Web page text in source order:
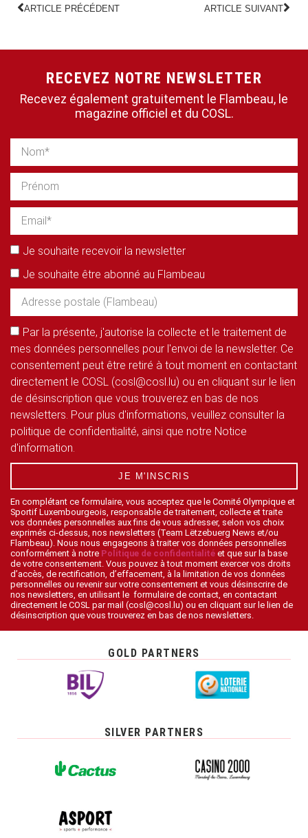
ARTICLE PRÉCÉDENT ARTICLE SUIVANT
RECEVEZ NOTRE NEWSLETTER
Recevez également gratuitement le Flambeau, le
magazine officiel et du COSL.
Je souhaite recevoir la newsletter
Je souhaite être abonné au Flambeau
Par la présente, j'autorise la collecte et le traitement de
mes données personnelles pour l'envoi de la newsletter. Ce
consentement peut être retiré à tout moment en contactant
directement le COSL (cosl@cosl.lu) ou en cliquant sur le lien
de désinscription que vous trouverez en bas de nos
newsletters. Pour plus d'informations, veuillez consulter la
politique de confidentialité, ainsi que notre Notice
d'information.
JE M'INSCRIS
En complétant ce formulaire, vous acceptez que le Comité Olympique et
Sportif Luxembourgeois, responsable de traitement, collecte et traite
vos données personnelles aux fins de vous adresser, selon vos choix
exprimés ci-dessus, nos newsletters (Team Lëtzebuerg News et/ou
Flambeau). Nous nous engageons à traiter vos données personnelles
conformément à notre Politique de confidentialité et que sur la base
de votre consentement. Vous pouvez à tout moment exercer vos droits
d’accès, de rectification, d’effacement, à la limitation de vos données
personnelles ou revenir sur votre consentement et vous désinscrire de
nos newsletters, en utilisant le formulaire de contact, en contactant
directement le COSL par mail (cosl@cosl.lu) ou en cliquant sur le lien de
désinscription que vous trouverez en bas de nos newsletters.
GOLD PARTNERS
SILVER PARTNERS